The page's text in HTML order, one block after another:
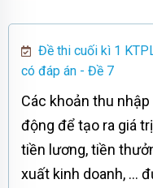
Đề thi cuối kì 1
có đáp án - Đề 7
Các khoản thu
động để tạo ra giá
tiền lương, tiền
xuất kinh doanh, ...